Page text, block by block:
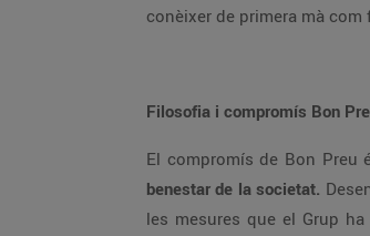
conèixer de primera mà
Filosofia i compromís Bon
El compromís de Bon Preu
benestar de la societat.
les mesures que el Grup